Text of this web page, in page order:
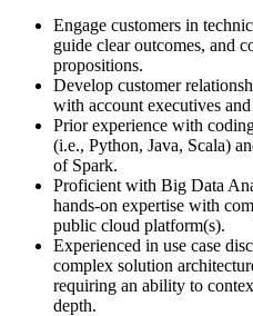
Engage customers in
guide clear outcomes, and
propositions.
Develop customer
with account executives and
Prior experience with
(i.e., Python, Java, Scala)
of Spark.
Proficient with Big Data
hands-on expertise with
public cloud platform(s).
Experienced in use case
complex solution
requiring an ability to
depth.